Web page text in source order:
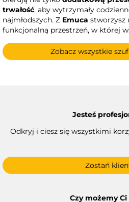
trwałość, aby wytrzymały
najmłodszych. Z Emuca stworzysz
funkcjonalną przestrzeń, w której
Zobacz wszystkie
Jesteś
Odkryj i ciesz się wszystkimi
Zostań
Czy możemy